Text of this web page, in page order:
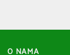
O NAMA